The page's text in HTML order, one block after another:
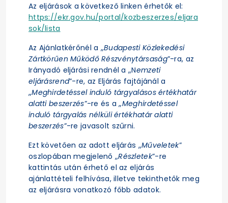
Az eljárások a következő linken érhetők el:
https://ekr.gov.hu/portal/kozbeszerzes/eljara
sok/lista
Az Ajánlatkérőnél a „Budapesti Közlekedési
Zártkörűen Működő Részvénytársaság”-ra, az
Irányadó eljárási rendnél a „Nemzeti
eljárásrend”-re, az Eljárás fajtájánál a
„Meghirdetéssel induló tárgyalásos értékhatár
alatti beszerzés”-re és a „Meghirdetéssel
induló tárgyalás nélküli értékhatár alatti
beszerzés”-re javasolt szűrni.
Ezt követően az adott eljárás „Műveletek”
oszlopában megjelenő „Részletek”-re
kattintás után érhető el az eljárás
ajánlattételi felhívása, illetve tekinthetők meg
az eljárásra vonatkozó főbb adatok.